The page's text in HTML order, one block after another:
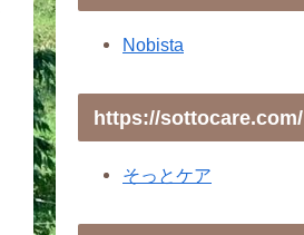
Nobista
https://sottocare.com/
そっとケア